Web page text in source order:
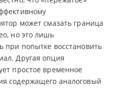
может смазать граница
но это лишь
при попытке восстановить
Другая опция
простое временное
содержащего аналоговый